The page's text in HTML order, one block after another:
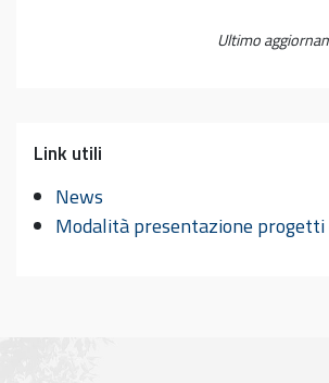
Ultimo
Link utili
News
Modalità presentazione progetti